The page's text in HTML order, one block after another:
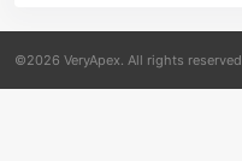
©2026 VeryApex. All rights reserved.